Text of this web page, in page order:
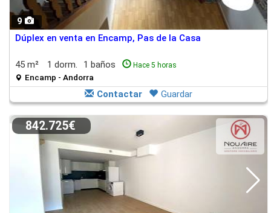
9
Dúplex en venta en Encamp, Pas de la Casa
45 m² 1 dorm. 1 baños Hace 5 horas
Encamp - Andorra
Contactar Guardar
842.725€